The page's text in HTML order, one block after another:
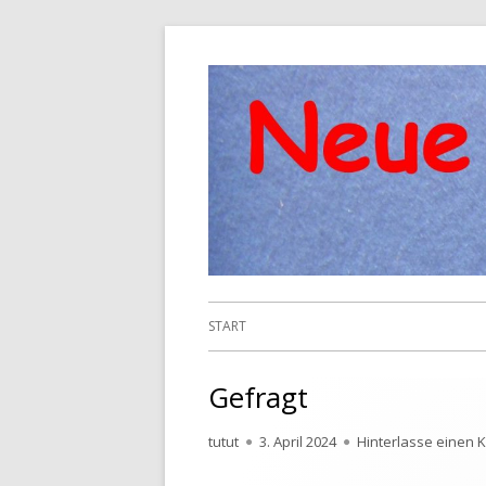
Primäres
START
Gefragt
Autor
tutut
Veröffentlicht
3. April 2024 Hinterlasse einen